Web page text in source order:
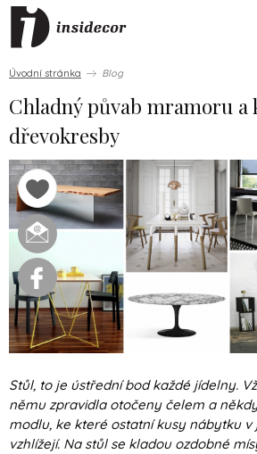
Úvodní stránka Blog
Chladný půvab mramoru a
dřevokresby
Stůl, to je ústřední bod každé jídelny.
němu zpravidla otočeny čelem a
modlu, ke které ostatní kusy nábytku v
vzhlížejí. Na stůl se kladou ozdobné